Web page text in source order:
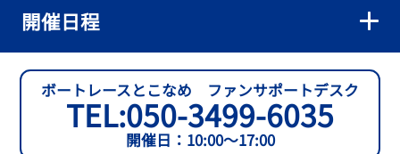
2026年08月02日
【とこなめボート ルーキーシリーズ第15戦】石渡翔一郎 内枠狙うぞ
開催日程
ボートレースとこなめ ファンサポートデスク
TEL:050-3499-6035
開催日：10:00～17:00